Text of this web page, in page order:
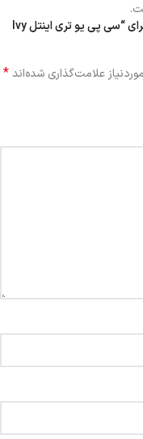
اولین نفری باشید که دیدگاهی را ارسال می کنید برای “سی پی یو تری اینتل Ivy
علامت‌گذاری شده‌اند*